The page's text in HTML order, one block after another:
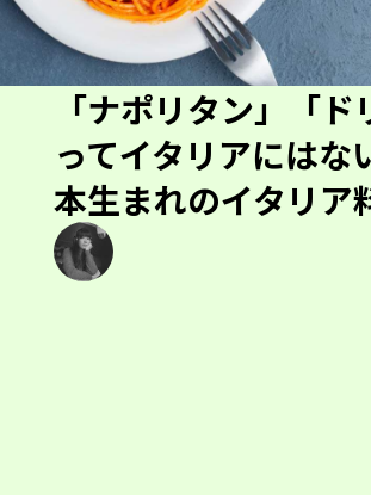
「ナポリタン」「ド
ってイタリアにはな
本生まれのイタリア